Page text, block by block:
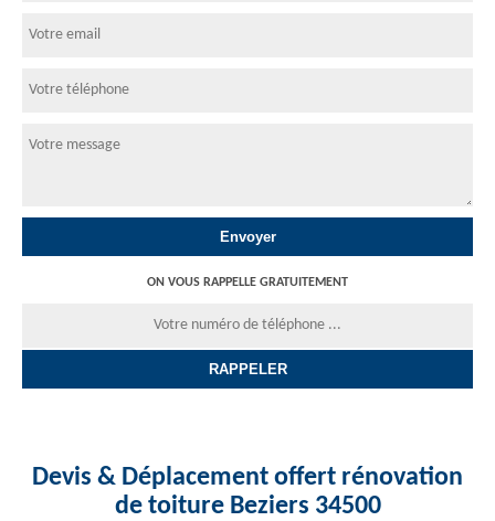
ON VOUS RAPPELLE GRATUITEMENT
Devis & Déplacement offert rénovation
de toiture Beziers 34500